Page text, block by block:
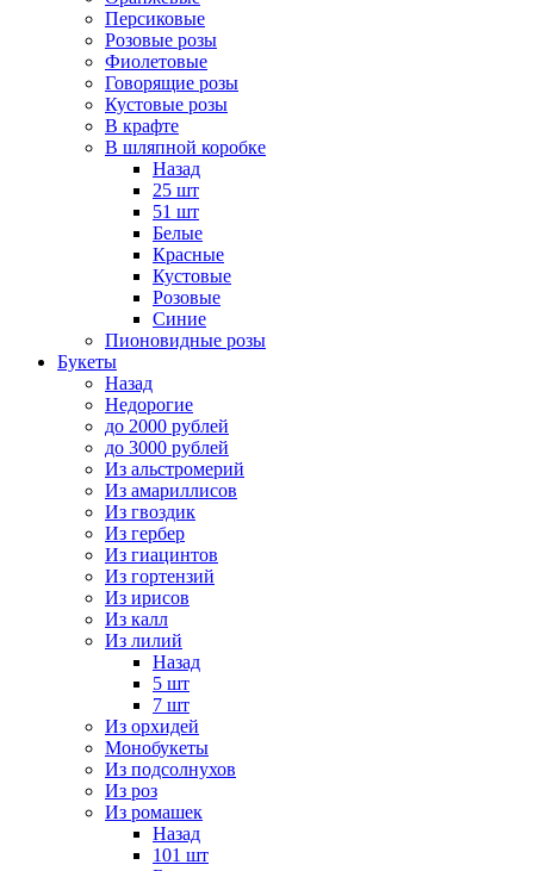
Персиковые
Розовые розы
Фиолетовые
Говорящие розы
Кустовые розы
В крафте
В шляпной коробке
Назад
25 шт
51 шт
Белые
Красные
Кустовые
Розовые
Синие
Пионовидные розы
Букеты
Назад
Недорогие
до 2000 рублей
до 3000 рублей
Из альстромерий
Из амариллисов
Из гвоздик
Из гербер
Из гиацинтов
Из гортензий
Из ирисов
Из калл
Из лилий
Назад
5 шт
7 шт
Из орхидей
Монобукеты
Из подсолнухов
Из роз
Из ромашек
Назад
101 шт